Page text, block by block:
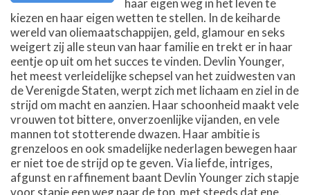
kiezen en haar eigen wetten te stellen. In de keiharde
wereld van oliemaatschappijen, geld, glamour en seks
weigert zij alle steun van haar familie en trekt er in haar
eentje op uit om het succes te vinden. Devlin Younger,
het meest verleidelijke schepsel van het zuidwesten van
de Verenigde Staten, werpt zich met lichaam en ziel in de
strijd om macht en aanzien. Haar schoonheid maakt vele
vrouwen tot bittere, onverzoenlijke vijanden, en vele
mannen tot stotterende dwazen. Haar ambitie is
grenzeloos en ook smadelijke nederlagen bewegen haar
er niet toe de strijd op te geven. Via liefde, intriges,
afgunst en raffinement baant Devlin Younger zich stapje
voor stapje een weg naar de top, met steeds dat ene,